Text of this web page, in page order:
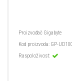
Proizvođač Gigabyte
Kod proizvoda: GP-
Raspoloživost: